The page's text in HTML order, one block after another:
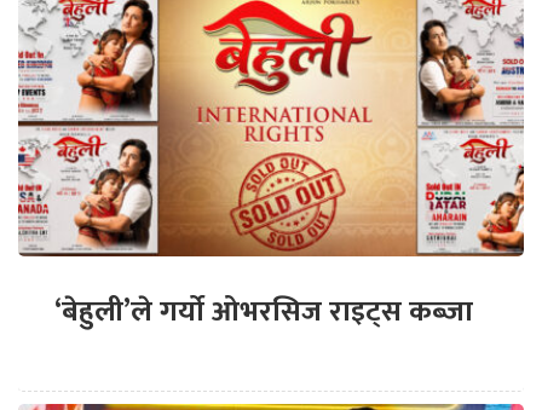
‘बेहुली’ले गर्यो ओभरसिज राइट्स कब्जा